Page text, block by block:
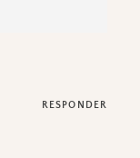
RESPONDER